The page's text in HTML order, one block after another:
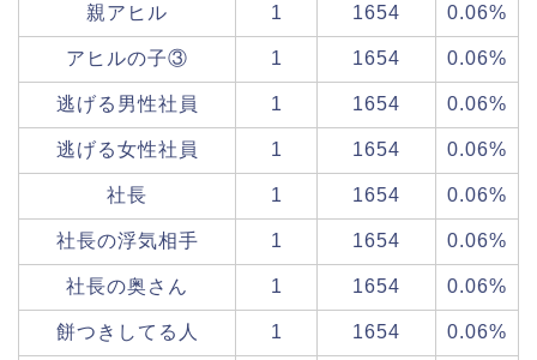
親アヒル 1 1654 0.06%
アヒルの子③ 1 1654 0.06%
逃げる男性社員 1 1654 0.06%
逃げる女性社員 1 1654 0.06%
社長 1 1654 0.06%
社長の浮気相手 1 1654 0.06%
社長の奥さん 1 1654 0.06%
餅つきしてる人 1 1654 0.06%